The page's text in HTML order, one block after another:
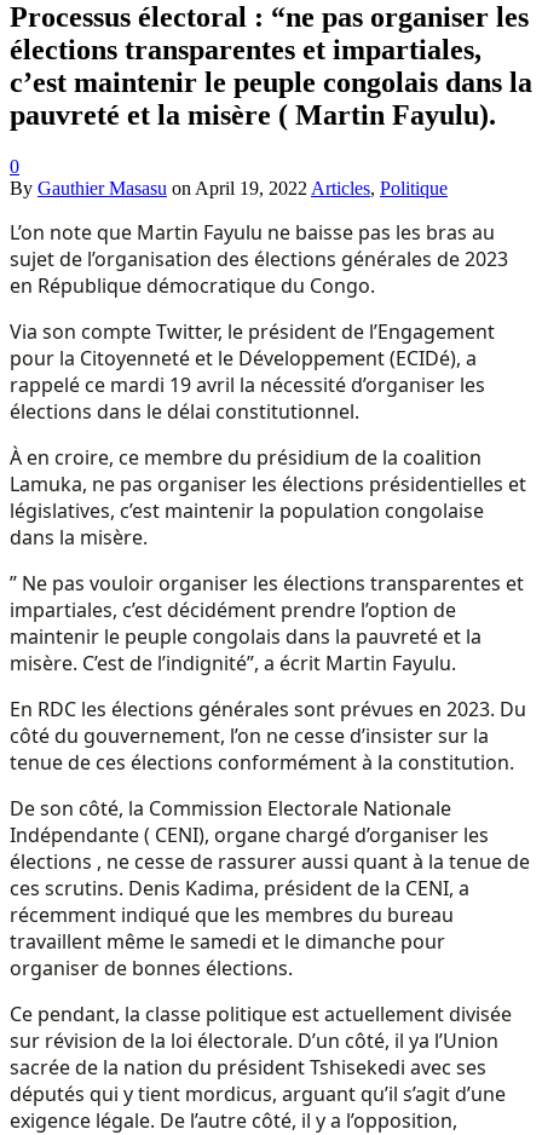
Processus électoral : “ne pas organiser les
élections transparentes et impartiales,
c’est maintenir le peuple congolais dans la
pauvreté et la misère ( Martin Fayulu).
0
By Gauthier Masasu on April 19, 2022 Articles, Politique
L’on note que Martin Fayulu ne baisse pas les bras au
sujet de l’organisation des élections générales de 2023
en République démocratique du Congo.
Via son compte Twitter, le président de l’Engagement
pour la Citoyenneté et le Développement (ECIDé), a
rappelé ce mardi 19 avril la nécessité d’organiser les
élections dans le délai constitutionnel.
À en croire, ce membre du présidium de la coalition
Lamuka, ne pas organiser les élections présidentielles et
législatives, c’est maintenir la population congolaise
dans la misère.
” Ne pas vouloir organiser les élections transparentes et
impartiales, c’est décidément prendre l’option de
maintenir le peuple congolais dans la pauvreté et la
misère. C’est de l’indignité”, a écrit Martin Fayulu.
En RDC les élections générales sont prévues en 2023. Du
côté du gouvernement, l’on ne cesse d’insister sur la
tenue de ces élections conformément à la constitution.
De son côté, la Commission Electorale Nationale
Indépendante ( CENI), organe chargé d’organiser les
élections , ne cesse de rassurer aussi quant à la tenue de
ces scrutins. Denis Kadima, président de la CENI, a
récemment indiqué que les membres du bureau
travaillent même le samedi et le dimanche pour
organiser de bonnes élections.
Ce pendant, la classe politique est actuellement divisée
sur révision de la loi électorale. D’un côté, il ya l’Union
sacrée de la nation du président Tshisekedi avec ses
députés qui y tient mordicus, arguant qu’il s’agit d’une
exigence légale. De l’autre côté, il y a l’opposition,